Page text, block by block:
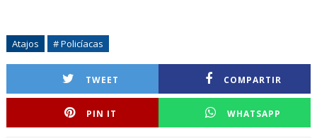
Atajos # Policíacas
TWEET COMPARTIR
PIN IT WHATSAPP